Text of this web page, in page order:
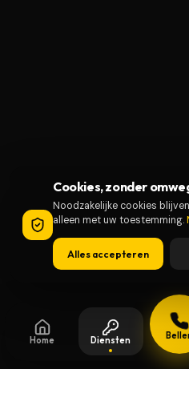
Home Diensten
Cookies, zonder
Noodzakelijke cookies
alleen met uw toestemming.
Alles accepteren